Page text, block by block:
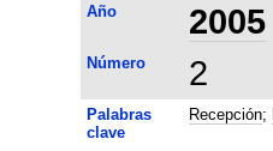
Año 2005
Número
2
Palabras
clave
Recepción;